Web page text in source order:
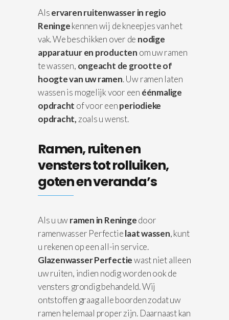
Alservaren ruitenwasser in regio
Reningekennen wij de kneepjes van het
vak. We beschikken over de nodige
apparatuuren producten om uw ramen
te wassen, ongeacht de grootte of
hoogte van uw ramen. Uw ramen laten
wassen is mogelijk voor een éénmalige
opdracht of voor eenperiodieke
opdracht, zoals u wenst.
Ramen, ruiten en
vensters tot rolluiken,
goten en veranda’s
Als u uwramen in Reningedoor
ramenwasser Perfectielaat wassen, kunt
u rekenen op een all-in service.
Glazenwasser Perfectiewast niet alleen
uw ruiten, indien nodig worden ook de
vensters grondig behandeld. Wij
ontstoffen graag alle boorden zodat uw
ramen helemaal proper zijn. Daarnaast kan